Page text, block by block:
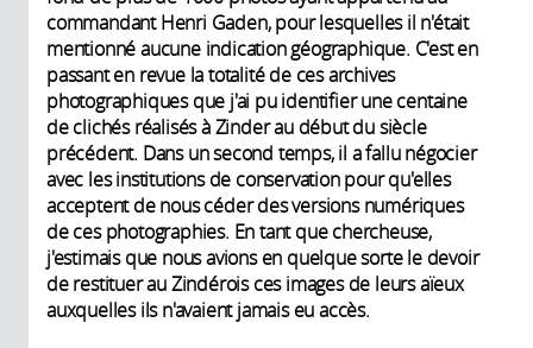
commandant Henri Gaden, pour lesquelles il n'était
mentionné aucune indication géographique. C'est en
passant en revue la totalité de ces archives
photographiques que j'ai pu identifier une centaine
de clichés réalisés à Zinder au début du siècle
précédent. Dans un second temps, il a fallu négocier
avec les institutions de conservation pour qu'elles
acceptent de nous céder des versions numériques
de ces photographies. En tant que chercheuse,
j'estimais que nous avions en quelque sorte le devoir
de restituer au Zindérois ces images de leurs aïeux
auxquelles ils n'avaient jamais eu accès.